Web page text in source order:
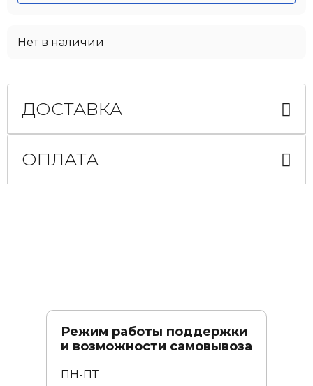
Нет в наличии
ДОСТАВКА
ОПЛАТА
Режим работы поддержки
и возможности самовывоза
ПН-ПТ